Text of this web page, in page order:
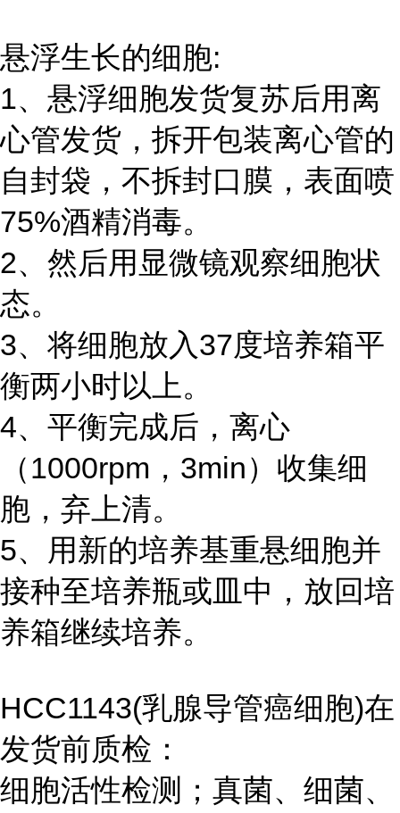
悬浮生长的细胞:
1、悬浮细胞发货复苏后用离
心管发货，拆开包装离心管的
自封袋，不拆封口膜，表面喷
75%酒精消毒。
2、然后用显微镜观察细胞状
态。
3、将细胞放入37度培养箱平
衡两小时以上。
4、平衡完成后，离心
（1000rpm，3min）收集细
胞，弃上清。
5、用新的培养基重悬细胞并
接种至培养瓶或皿中，放回培
养箱继续培养。
HCC1143(乳腺导管癌细胞)在
发货前质检：
细胞活性检测；真菌、细菌、